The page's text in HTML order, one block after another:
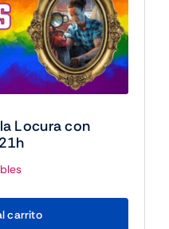
Locura con
carrito